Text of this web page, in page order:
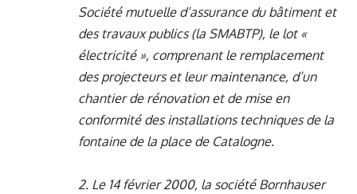
Société mutuelle d’assurance du bâtiment et
des travaux publics (la SMABTP), le lot «
électricité », comprenant le remplacement
des projecteurs et leur maintenance, d’un
chantier de rénovation et de mise en
conformité des installations techniques de la
fontaine de la place de Catalogne.
2. Le 14 février 2000, la société Bornhauser